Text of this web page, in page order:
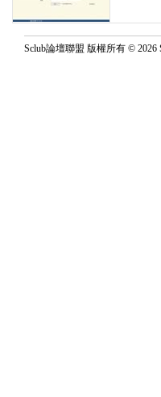
Sclub論壇聯盟 版權所有 © 2026